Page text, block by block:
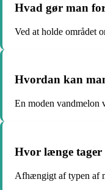
Hvad gør man
Ved at holde området
Hvordan kan
En moden vandmelon
Hvor længe tager
Afhængigt af typen af